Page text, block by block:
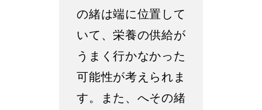
の緒は端に位置して
いて、栄養の供給が
うまく行かなかった
可能性が考えられま
す。また、へその緒